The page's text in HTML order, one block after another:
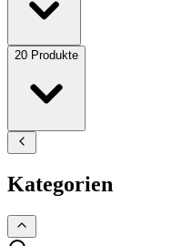
20 Produkte
Kategorien